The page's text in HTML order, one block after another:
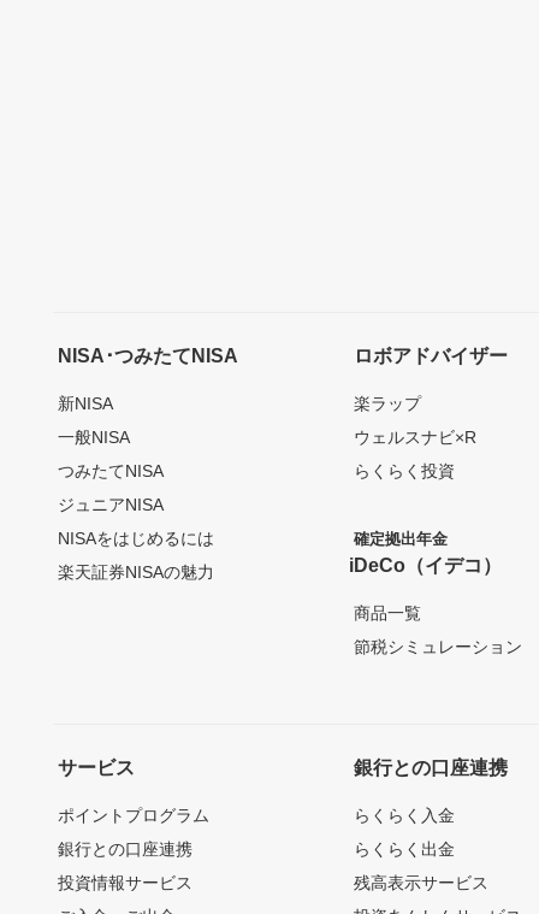
NISA･つみたてNISA
新NISA
一般NISA
つみたてNISA
ジュニアNISA
NISAをはじめるには
楽天証券NISAの魅力
ロボアドバイザー
楽ラップ
ウェルスナビ×R
らくらく投資
確定拠出年金
iDeCo（イデコ）
商品一覧
節税シミュレーション
サービス
ポイントプログラム
銀行との口座連携
投資情報サービス
銀行との口座連携
らくらく入金
らくらく出金
残高表示サービス